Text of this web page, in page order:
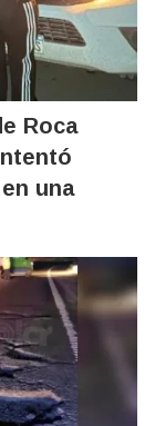
Roca
una